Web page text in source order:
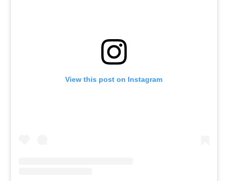
View this post on Instagram